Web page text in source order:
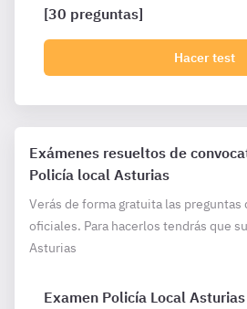
[30 preguntas]
Hacer test
Exámenes resueltos de
Policía local Asturias
Verás de forma gratuita las preguntas
oficiales. Para hacerlos tendrás que
Asturias
Examen Policía Local